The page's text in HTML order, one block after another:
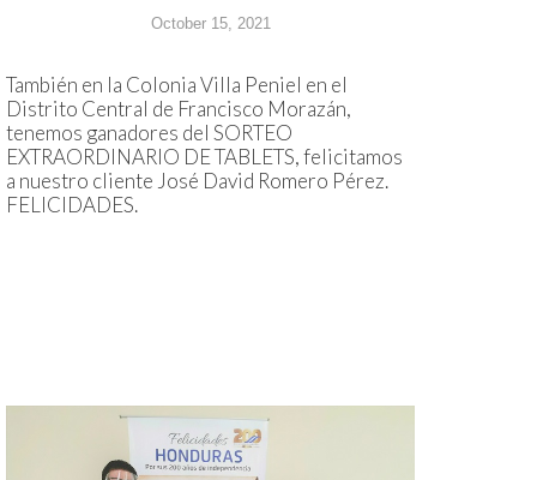
October 15, 2021
También en la Colonia Villa Peniel en el
Distrito Central de Francisco Morazán,
tenemos ganadores del SORTEO
EXTRAORDINARIO DE TABLETS, felicitamos
a nuestro cliente José David Romero Pérez.
FELICIDADES.